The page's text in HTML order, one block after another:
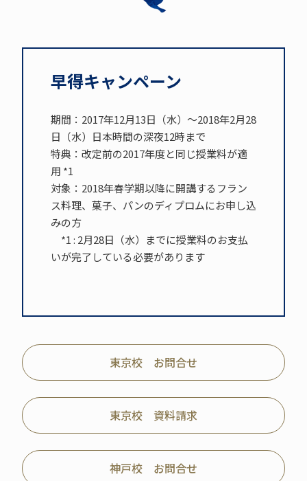
早得キャンペーン
期間：2017年12月13日（水）～2018年2月28
日（水）日本時間の深夜12時まで
特典：改定前の2017年度と同じ授業料が適
用 *1
対象：2018年春学期以降に開講するフラン
ス料理、菓子、パンのディプロムにお申し込
みの方
*1 : 2月28日（水）までに授業料のお支払
いが完了している必要があります
東京校 お問合せ
東京校 資料請求
神戸校 お問合せ